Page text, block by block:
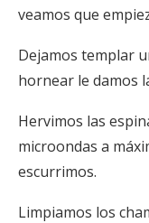
veamos que
Dejamos templar
hornear le damos
Hervimos las
microondas a
escurrimos.
Limpiamos los